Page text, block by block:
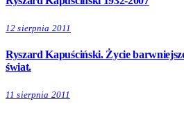
12 sierpnia 2011
Ryszard Kapuściński. Życie
świat.
11 sierpnia 2011